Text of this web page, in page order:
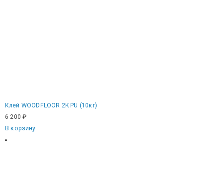
Клей WOODFLOOR 2K PU (10кг)
6 200₽
В корзину